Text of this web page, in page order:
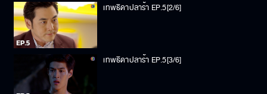
เทพธิดาปลาร้า EP.5[2/6]
เทพธิดาปลาร้า EP.5[3/6]